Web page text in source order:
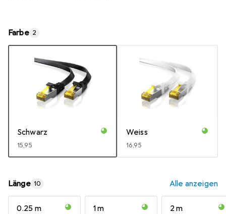
Farbe 2
Schwarz
EUR
15,95
Weiss
EUR
16,95
Länge 10 Alle anzeigen
0.25 m 1 m 2 m